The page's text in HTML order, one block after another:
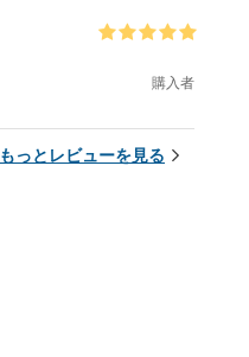
購入者
もっとレビューを見る